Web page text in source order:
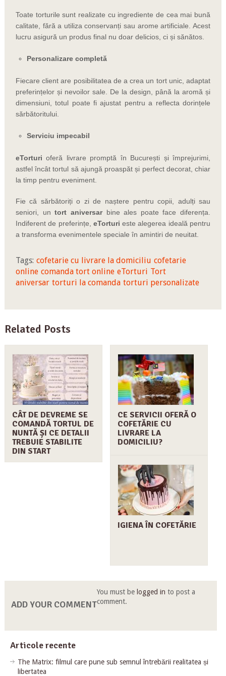
Toate torturile sunt realizate cu ingrediente de cea mai bună
calitate, fără a utiliza conservanți sau arome artificiale. Acest
lucru asigură un produs final nu doar delicios, ci și sănătos.
Personalizare completă
Fiecare client are posibilitatea de a crea un tort unic, adaptat
preferințelor și nevoilor sale. De la design, până la aromă și
dimensiuni, totul poate fi ajustat pentru a reflecta dorințele
sărbătoritului.
Serviciu impecabil
eTorturi oferă livrare promptă în București și împrejurimi,
astfel încât tortul să ajungă proaspăt și perfect decorat, chiar
la timp pentru eveniment.
Fie că sărbătoriți o zi de naștere pentru copii, adulți sau
seniori, untort aniversarbine ales poate face diferența.
Indiferent de preferințe, eTorturi este alegerea ideală pentru
a transforma evenimentele speciale în amintiri de neuitat.
Tags: cofetarie cu livrare la domiciliu cofetarie
online comanda tort online eTorturi Tort
aniversar torturi la comanda torturi personalizate
Related Posts
CÂT DE DEVREME SE
COMANDĂ TORTUL DE
NUNTĂ ȘI CE DETALII
TREBUIE STABILITE
DIN START
CE SERVICII OFERĂ O
COFETĂRIE CU
LIVRARE LA
DOMICILIU?
IGIENA ÎN COFETĂRIE
ADD YOUR COMMENT
You must be logged in to post a
comment.
Articole recente
The Matrix: filmul care pune sub semnul întrebării realitatea și
libertatea